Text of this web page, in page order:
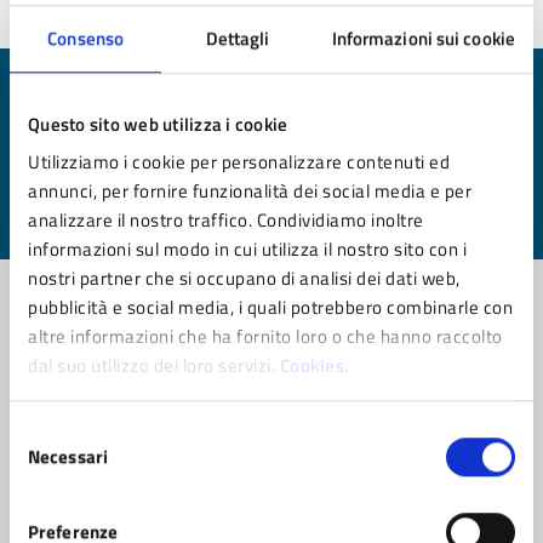
Consenso Dettagli Informazioni sui cookie
Questo sito web utilizza i cookie
Utilizziamo i cookie per personalizzare contenuti ed
annunci, per fornire funzionalità dei social media e per
analizzare il nostro traffico. Condividiamo inoltre
informazioni sul modo in cui utilizza il nostro sito con i
nostri partner che si occupano di analisi dei dati web,
pubblicità e social media, i quali potrebbero combinarle con
altre informazioni che ha fornito loro o che hanno raccolto
dal suo utilizzo dei loro servizi. Cookies.
delNecessari
Preferenze
Quanto sono chiare le informazioni su questa
pagina?
Valuta da 1 a 5 stelle la pagina
Valuta 5 stelle su 5
Valuta 4 stelle su 5
Valuta 3 stelle su 5
Valuta 2 stelle su 5
Valuta 1 stelle su 5
Contatta il comune
Leggi le domande frequenti
Richiedi assistenza